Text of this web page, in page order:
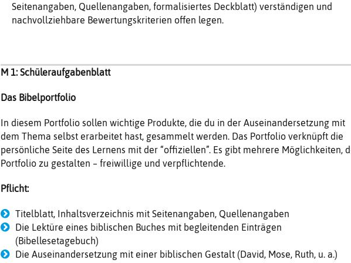
Seitenangaben, Quellenangaben, formalisiertes Deckblatt) verständigen und
nachvollziehbare Bewertungskriterien offen legen.
M 1: Schüleraufgabenblatt
Das Bibelportfolio
In diesem Portfolio sollen wichtige Produkte, die du in der Auseinandersetzung mit
dem Thema selbst erarbeitet hast, gesammelt werden. Das Portfolio verknüpft die
persönliche Seite des Lernens mit der “offiziellen”. Es gibt mehrere Möglichkeiten,
Portfolio zu gestalten – freiwillige und verpflichtende.
Pflicht:
Titelblatt, Inhaltsverzeichnis mit Seitenangaben, Quellenangaben
Die Lektüre eines biblischen Buches mit begleitenden Einträgen
(Bibellesetagebuch)
Die Auseinandersetzung mit einer biblischen Gestalt (David, Mose, Ruth, u. a.)